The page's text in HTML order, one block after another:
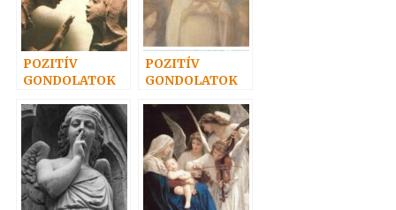
POZITÍV
GONDOLATOK
POZITÍV
GONDOLATOK